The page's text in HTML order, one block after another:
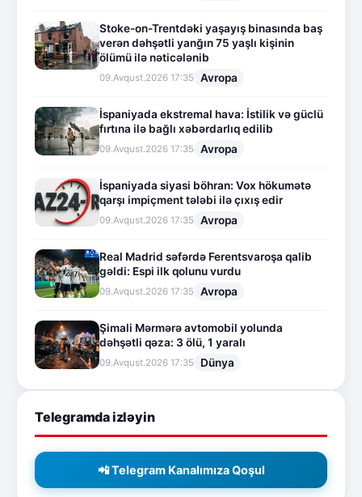
Stoke-on-Trentdəki yaşayış binasında baş
verən dəhşətli yanğın 75 yaşlı kişinin
ölümü ilə nəticələnib
09.Avqust.2026 17:35 Avropa
İspaniyada ekstremal hava: İstilik və güclü
fırtına ilə bağlı xəbərdarlıq edilib
09.Avqust.2026 17:35 Avropa
İspaniyada siyasi böhran: Vox hökumətə
qarşı impiçment tələbi ilə çıxış edir
09.Avqust.2026 17:35 Avropa
Real Madrid səfərdə Ferentsvaroşa qalib
gəldi: Espi ilk qolunu vurdu
09.Avqust.2026 17:35 Avropa
Şimali Mərmərə avtomobil yolunda
dəhşətli qəza: 3 ölü, 1 yaralı
09.Avqust.2026 17:35 Dünya
Telegramda izləyin
📲 Telegram Kanalımıza Qoşul